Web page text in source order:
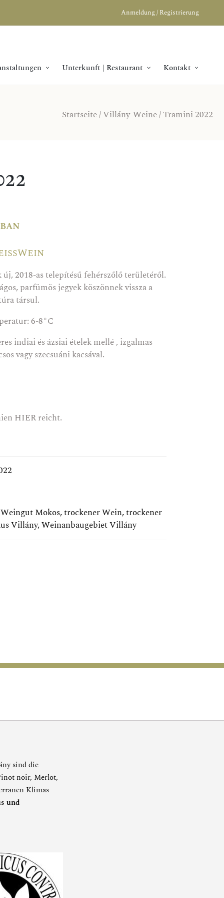
Anmeldung / Registrierung
Unterkunft | Restaurant Kontakt
Startseite/Villány-Weine/ Tramini 2022
2018-as telepítésű fehérszőlő területéről.
parfümös jegyek köszönnek vissza a
társul.
6-8°C
indiai és ázsiai ételek mellé , izgalmas
vagy szecsuáni kacsával.
HIERreicht.
Weingut Mokos,trockener Wein,trockener
Villány,Weinanbaugebiet Villány
sind die
noir, Merlot,
Klimas
und